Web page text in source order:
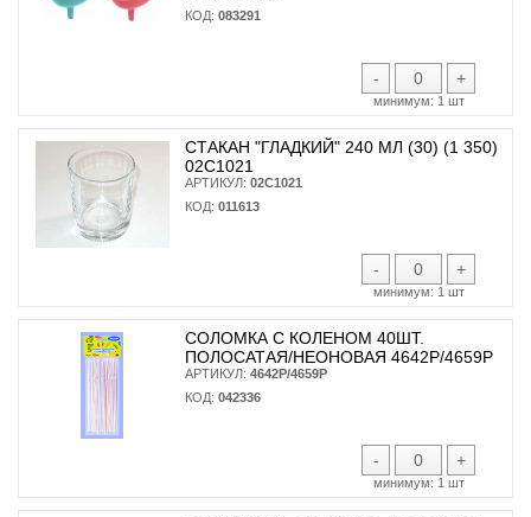
КОД: 083291
- +
минимум: 1 шт
СТАКАН "ГЛАДКИЙ" 240 МЛ (30) (1 350)
02С1021
АРТИКУЛ: 02С1021
КОД: 011613
- +
минимум: 1 шт
СОЛОМКА С КОЛЕНОМ 40ШТ.
ПОЛОСАТАЯ/НЕОНОВАЯ 4642Р/4659Р
АРТИКУЛ: 4642Р/4659Р
КОД: 042336
- +
минимум: 1 шт